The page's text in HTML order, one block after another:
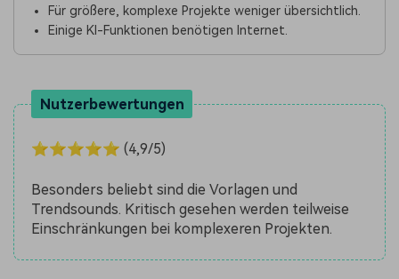
Für größere, komplexe Projekte weniger übersichtlich.
Einige KI-Funktionen benötigen Internet.
Nutzerbewertungen
⭐⭐⭐⭐⭐ (4,9/5)
Besonders beliebt sind die Vorlagen und
Trendsounds. Kritisch gesehen werden teilweise
Einschränkungen bei komplexeren Projekten.